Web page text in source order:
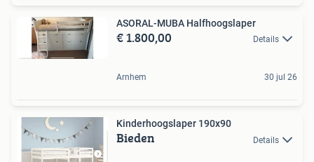
ASORAL-MUBA Halfhoogslaper
€ 1.800,00 Details
Arnhem 30 jul 26
Kinderhoogslaper 190x90
Bieden Details